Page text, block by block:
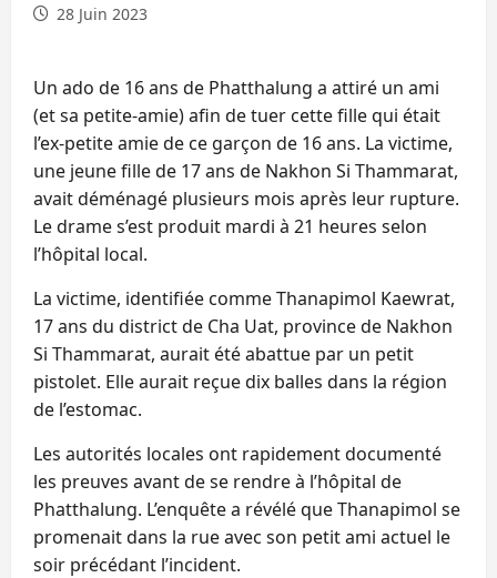
28 Juin 2023
Un ado de 16 ans de Phatthalung a attiré un ami
(et sa petite-amie) afin de tuer cette fille qui était
l’ex-petite amie de ce garçon de 16 ans. La victime,
une jeune fille de 17 ans de Nakhon Si Thammarat,
avait déménagé plusieurs mois après leur rupture.
Le drame s’est produit mardi à 21 heures selon
l’hôpital local.
La victime, identifiée comme Thanapimol Kaewrat,
17 ans du district de Cha Uat, province de Nakhon
Si Thammarat, aurait été abattue par un petit
pistolet. Elle aurait reçue dix balles dans la région
de l’estomac.
Les autorités locales ont rapidement documenté
les preuves avant de se rendre à l’hôpital de
Phatthalung. L’enquête a révélé que Thanapimol se
promenait dans la rue avec son petit ami actuel le
soir précédant l’incident.